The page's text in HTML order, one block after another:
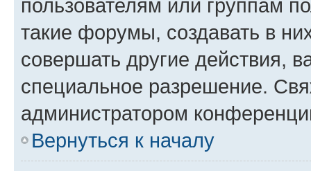
пользователям или группам
такие форумы, создавать в
совершать другие действия,
специальное разрешение.
администратором
Вернуться к началу